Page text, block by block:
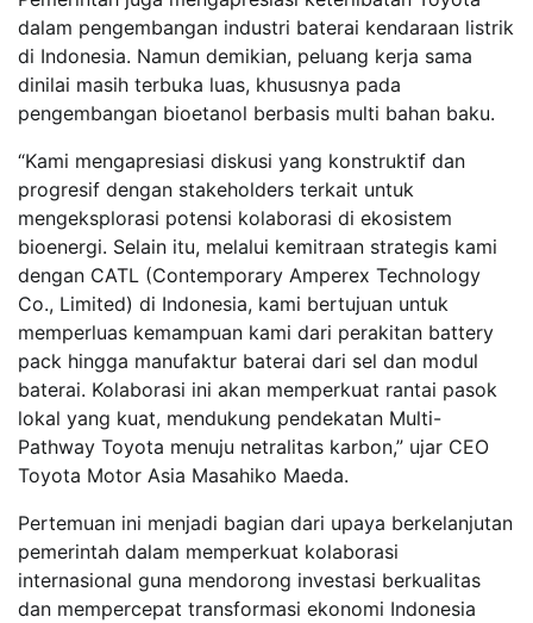
dalam pengembangan industri baterai kendaraan listrik
di Indonesia. Namun demikian, peluang kerja sama
dinilai masih terbuka luas, khususnya pada
pengembangan bioetanol berbasis multi bahan baku.
“Kami mengapresiasi diskusi yang konstruktif dan
progresif dengan stakeholders terkait untuk
mengeksplorasi potensi kolaborasi di ekosistem
bioenergi. Selain itu, melalui kemitraan strategis kami
dengan CATL (Contemporary Amperex Technology
Co., Limited) di Indonesia, kami bertujuan untuk
memperluas kemampuan kami dari perakitan battery
pack hingga manufaktur baterai dari sel dan modul
baterai. Kolaborasi ini akan memperkuat rantai pasok
lokal yang kuat, mendukung pendekatan Multi-
Pathway Toyota menuju netralitas karbon,” ujar CEO
Toyota Motor Asia Masahiko Maeda.
Pertemuan ini menjadi bagian dari upaya berkelanjutan
pemerintah dalam memperkuat kolaborasi
internasional guna mendorong investasi berkualitas
dan mempercepat transformasi ekonomi Indonesia